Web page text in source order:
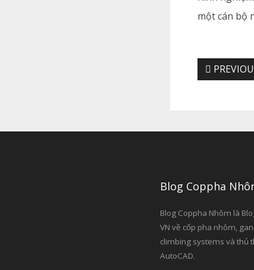
một cán bộ
Blog Coppha
Blog Coppha Nhôm là
VN về cốp pha nhôm,
climbing systems và thủ
AutoCAD.